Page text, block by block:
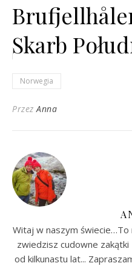
Skarb
Norwegii
Norwegia
PrzezAnna
Witaj w naszym świecie…To
zwiedzisz cudowne
od kilkunastu lat...